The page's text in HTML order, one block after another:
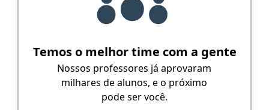
Temos o melhor time com a gente
Nossos professores já aprovaram
milhares de alunos, e o próximo
pode ser você.